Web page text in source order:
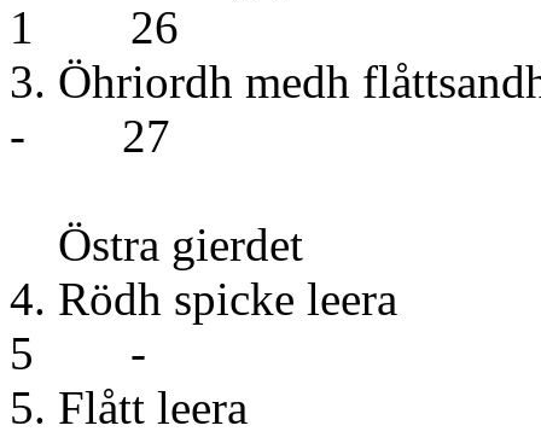
1 26
3. Öhriordh
- 27
Östra gierdet
4. Rödh
5 -
5.